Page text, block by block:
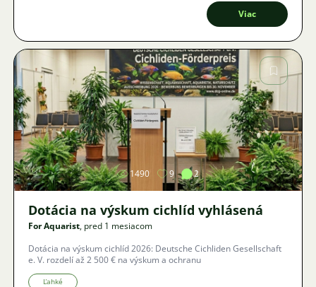
Viac
Obrázok
1490 9 2
Dotácia na výskum cichlíd vyhlásená
For Aquarist, pred 1 mesiacom
Dotácia na výskum cichlíd 2026: Deutsche Cichliden Gesellschaft
e. V. rozdelí až 2 500 € na výskum a ochranu
Ľahké